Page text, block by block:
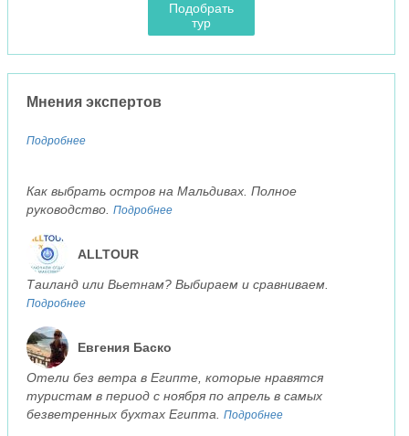
Подобрать
тур
Мнения экспертов
Подробнее
Как выбрать остров на Мальдивах. Полное
руководство. Подробнее
ALLTOUR
Таиланд или Вьетнам? Выбираем и сравниваем.
Подробнее
Евгения Баско
Отели без ветра в Египте, которые нравятся
туристам в период с ноября по апрель в самых
безветренных бухтах Египта. Подробнее